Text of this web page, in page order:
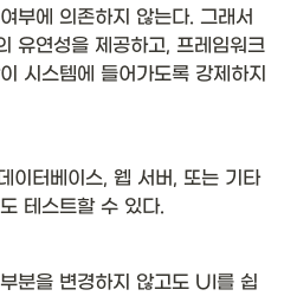
부에 의존하지 않는다. 그래서
유연성을 제공하고, 프레임워크
시스템에 들어가도록 강제하지
이터베이스, 웹 서버, 또는 기타
테스트할 수 있다.
분을 변경하지 않고도 UI를 쉽